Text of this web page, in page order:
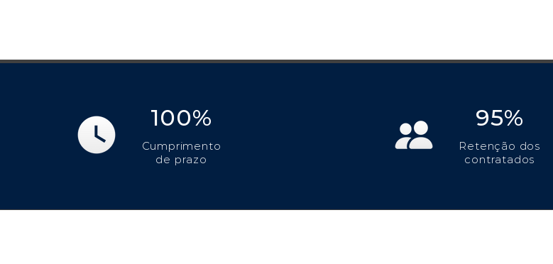
100%
Cumprimento
de prazo
95%
Retenção dos
contratados